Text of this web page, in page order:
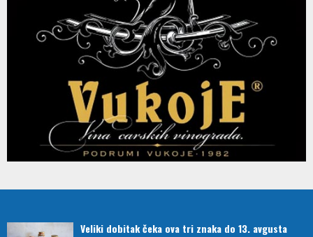
Veliki dobitak čeka ova tri znaka do 13. avgusta